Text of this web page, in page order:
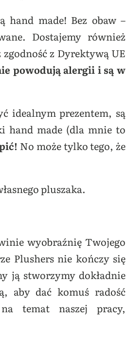
hand made! Bez obaw –
Dostajemy również
zgodność z Dyrektywą UE
powodują alergii i są w
idealnym prezentem, są
hand made (dla mnie to
No może tylko tego, że
pluszaka.
wyobraźnię Twojego
Plushers nie kończy się
ją stworzymy dokładnie
aby dać komuś radość
temat naszej pracy,